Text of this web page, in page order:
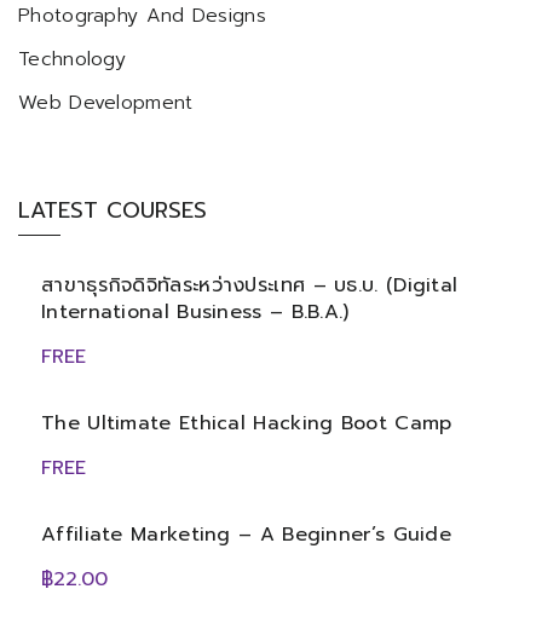
Photography And Designs
Technology
Web Development
LATEST COURSES
สาขาธุรกิจดิจิทัลระหว่างประเทศ – บธ.บ. (Digital
International Business – B.B.A.)
FREE
The Ultimate Ethical Hacking Boot Camp
FREE
Affiliate Marketing – A Beginner’s Guide
฿22.00